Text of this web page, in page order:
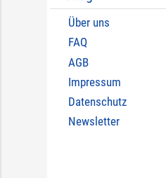
Über uns
FAQ
AGB
Impressum
Datenschutz
Newsletter